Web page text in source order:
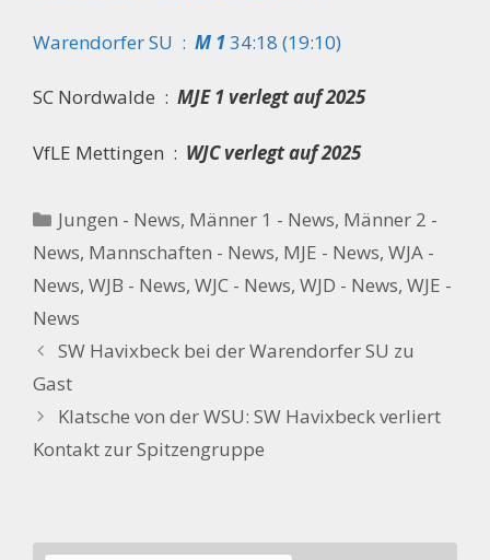
Warendorfer SU : M 134:18 (19:10)
SC Nordwalde : MJE 1 verlegt auf 2025
VfLE Mettingen : WJCverlegt auf 2025
Kategorien
Jungen - News, Männer 1 - News, Männer 2 -
News, Mannschaften - News, MJE - News, WJA -
News, WJB - News, WJC - News, WJD - News, WJE -
News
SW Havixbeck bei der Warendorfer SU zu
Gast
Klatsche von der WSU: SW Havixbeck verliert
Kontakt zur Spitzengruppe